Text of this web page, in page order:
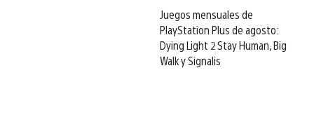
Juegos mensuales de
PlayStation Plus de agosto:
Dying Light 2 Stay Human, Big
Walk y Signalis